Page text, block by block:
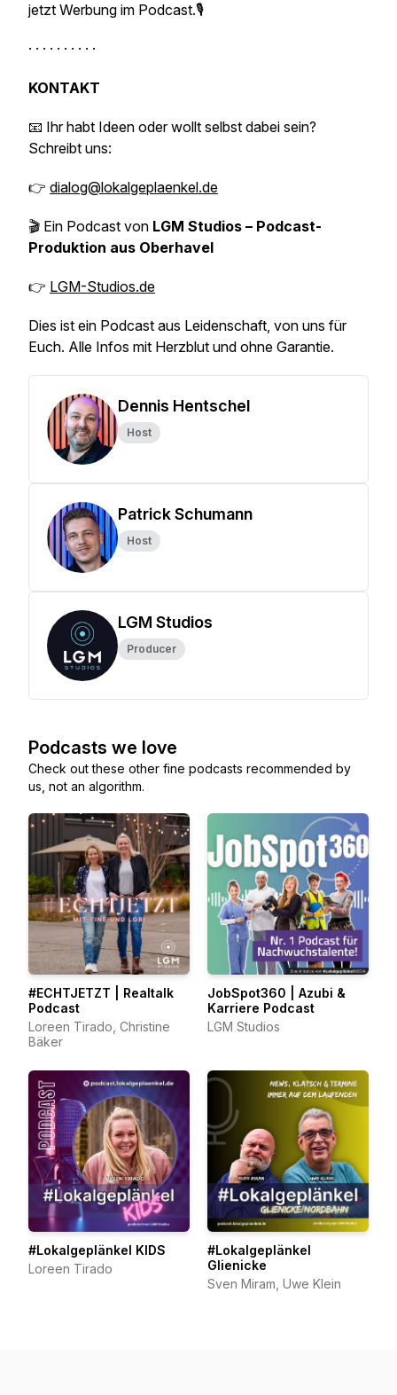
jetzt Werbung im Podcast.🎙️
· · · · · · · · · ·
KONTAKT
📧 Ihr habt Ideen oder wollt selbst dabei sein?
Schreibt uns:
👉 dialog@lokalgeplaenkel.de
🎬 Ein Podcast von LGM Studios – Podcast-
Produktion aus Oberhavel
👉 LGM-Studios.de
Dies ist ein Podcast aus Leidenschaft, von uns für
Euch. Alle Infos mit Herzblut und ohne Garantie.
Dennis Hentschel
Host
Patrick Schumann
Host
LGM Studios
Producer
Podcasts we love
Check out these other fine podcasts recommended by
us, not an algorithm.
#ECHTJETZT | Realtalk
Podcast
Loreen Tirado, Christine
Bäker
JobSpot360 | Azubi &
Karriere Podcast
LGM Studios
#Lokalgeplänkel KIDS
Loreen Tirado
#Lokalgeplänkel
Glienicke
Sven Miram, Uwe Klein